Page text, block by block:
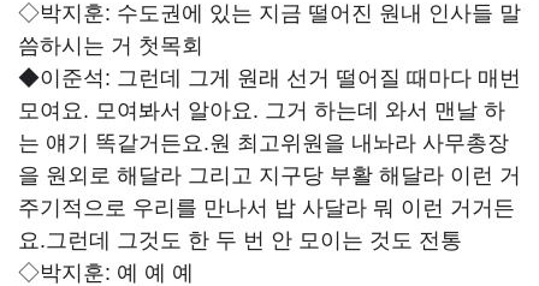
◇박지훈: 수도권에 있는 지금 떨어진 원내 인사들 말
씀하시는 거 첫목회
◆이준석: 그런데 그게 원래 선거 떨어질 때마다 매번
모여요. 모여봐서 알아요. 그거 하는데 와서 맨날 하
는 얘기 똑같거든요.원 최고위원을 내놔라 사무총장
을 원외로 해달라 그리고 지구당 부활 해달라 이런 거
주기적으로 우리를 만나서 밥 사달라 뭐 이런 거거든
요.그런데 그것도 한 두 번 안 모이는 것도 전통
◇박지훈: 예 예 예